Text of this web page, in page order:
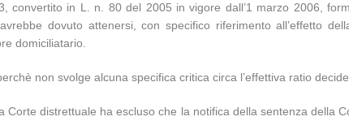
in L. n. 80 del 2005 in vigore dall’1 marzo 2006,
dovuto attenersi, con specifico riferimento all’effetto
domiciliatario.
non svolge alcuna specifica critica circa l’effettiva ratio
Corte distrettuale ha escluso che la notifica della sentenza della